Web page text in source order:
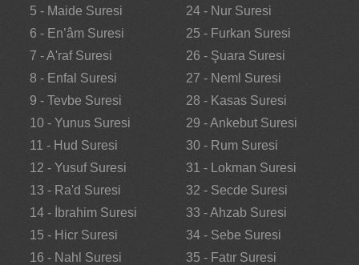
5 - Maide Suresi
6 - En’âm Suresi
7 - A'raf Suresi
8 - Enfal Suresi
9 - Tevbe Suresi
10 - Yunus Suresi
11 - Hud Suresi
12 - Yusuf Suresi
13 - Ra'd Suresi
14 - İbrahim Suresi
15 - Hicr Suresi
16 - Nahl Suresi
24 - Nur Suresi
25 - Furkan Suresi
26 - Şuara Suresi
27 - Neml Suresi
28 - Kasas Suresi
29 - Ankebut Suresi
30 - Rum Suresi
31 - Lokman Suresi
32 - Secde Suresi
33 - Ahzab Suresi
34 - Sebe Suresi
35 - Fatır Suresi